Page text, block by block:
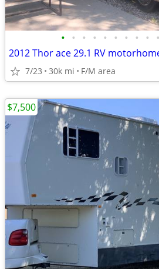
• • • • • • • • • •
2012 Thor ace 29.1 RV
7/23 30k mi F/M area
$7,500